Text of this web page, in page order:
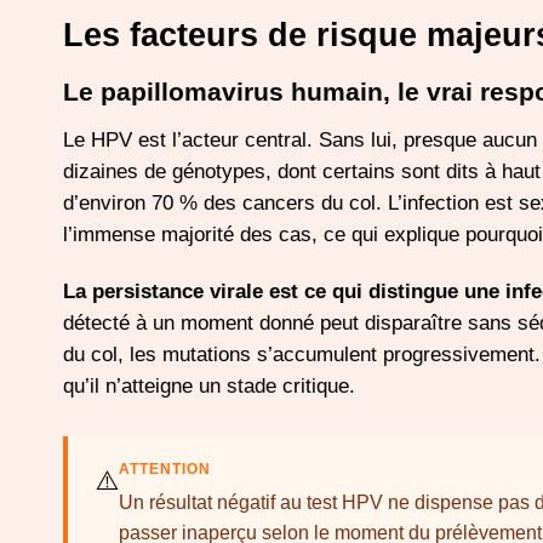
Les facteurs de risque
Le papillomavirus humain, le vrai
Le HPV est l’acteur central. Sans lui, presque
dizaines de génotypes, dont certains sont dits à
d’environ 70 % des cancers du col. L’infection est
l’immense majorité des cas, ce qui explique
La persistance virale est ce qui distingue une
détecté à un moment donné peut disparaître sans
du col, les mutations s’accumulent
qu’il n’atteigne un stade critique.
⚠️ATTENTION
Un résultat négatif au test HPV ne dispense pas
passer inaperçu selon le moment du